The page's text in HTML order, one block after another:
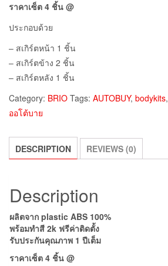
ราคาเซ็ต 4 ชิ้น @
ประกอบด้วย
– สเกิร์ตหน้า 1 ชิ้น
– สเกิร์ตข้าง 2 ชิ้น
– สเกิร์ตหลัง 1 ชิ้น
Category: BRIO Tags: AUTOBUY, bodykits,
ออโต้บาย
DESCRIPTION REVIEWS (0)
Description
ผลิตจาก plastic ABS 100%
พร้อมทำสี 2k ฟรีค่าติดตั้ง
รับประกันคุณภาพ 1 ปีเต็ม
ราคาเซ็ต 4 ชิ้น @